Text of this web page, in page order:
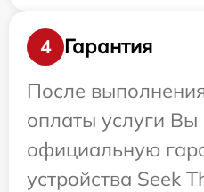
4
Гарантия
После
оплаты услуги Вы
официальную
устройства Seek